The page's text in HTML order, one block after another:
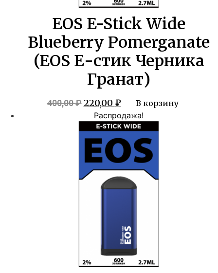
EOS E-Stick Wide
Blueberry Pomerganate
(EOS Е-стик Черника
Гранат)
400,00₽ Первоначальная
цена
составляла
400,00 ₽.
220,00 ₽Текущая
цена:
220,00 ₽.
В корзину
Распродажа!